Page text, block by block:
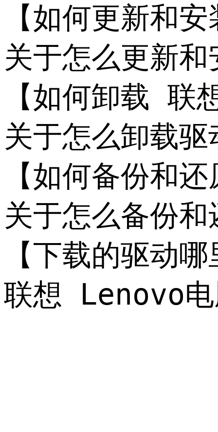
【如何更新和
关于怎么更新
【如何卸载
关于怎么卸载
【如何备份和
关于怎么备份
【下载的驱动
联想 Lenovo电